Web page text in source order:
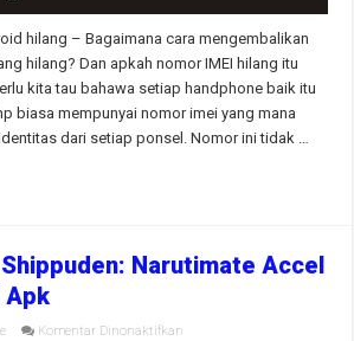
hilang – Bagaimana cara mengembalikan
hilang? Dan apkah nomor IMEI hilang itu
kita tau bahawa setiap handphone baik itu
biasa mempunyai nomor imei yang mana
dari setiap ponsel. Nomor ini tidak …
Narutimate Accel
Apk
Komentar Dinonaktifkan